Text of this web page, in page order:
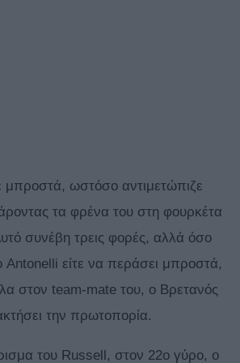
ωστόσο αντιμετώπιζε
τα φρένα του στη φουρκέτα
συνέβη τρεις φορές, αλλά όσο
Antonelli είτε να περάσει μπροστά,
στον team-mate του, ο Βρετανός
την πρωτοπορία.
του Russell, στον 22ο γύρο, o